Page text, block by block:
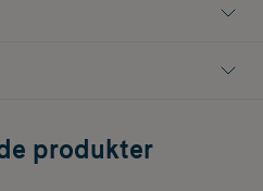
produkter